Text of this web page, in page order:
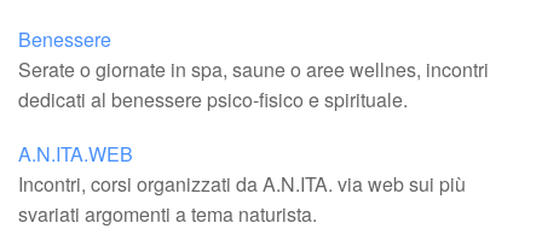
Benessere
Serate o giornate in spa, saune o aree wellnes, incontri
dedicati al benessere psico-fisico e spirituale.
A.N.ITA.WEB
Incontri, corsi organizzati da A.N.ITA. via web sui più
svariati argomenti a tema naturista.